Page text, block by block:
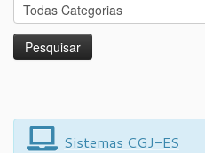
Sistemas CGJ-ES